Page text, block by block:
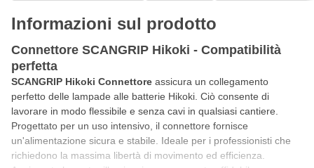
Informazioni sul prodotto
Connettore SCANGRIP Hikoki - Compatibilità
perfetta
SCANGRIP Hikoki Connettore assicura un collegamento
perfetto delle lampade alle batterie Hikoki. Ciò consente di
lavorare in modo flessibile e senza cavi in qualsiasi cantiere.
Progettato per un uso intensivo, il connettore fornisce
un'alimentazione sicura e stabile. Ideale per i professionisti che
richiedono la massima libertà di movimento ed efficienza.